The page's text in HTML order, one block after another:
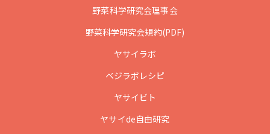
野菜科学研究会理事会
野菜科学研究会規約(PDF)
ヤサイラボ
ベジラボレシピ
ヤサイビト
ヤサイde自由研究